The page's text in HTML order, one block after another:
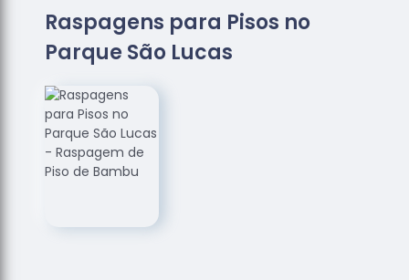
Empresas
de
de Madeira
Loja de
Assoalhos
Raspagem
Raspagens para Pisos no
Parque São Lucas